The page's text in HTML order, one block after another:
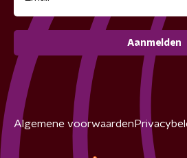
Aanmelden
Algemene voorwaarden